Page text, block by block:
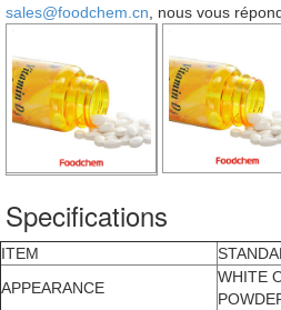
sales@foodchem.cn , nous vous
Specifications
ITEM
APPEARANCE
WHITE